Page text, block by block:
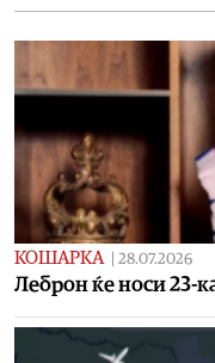
КОШАРКА 28.07.2026
Леброн ќе носи 23-